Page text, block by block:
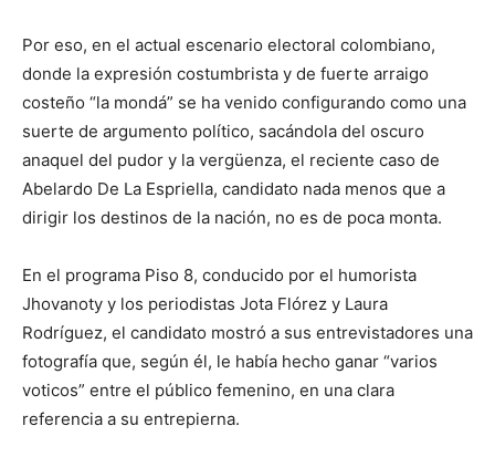
Por eso, en el actual escenario electoral colombiano,
donde la expresión costumbrista y de fuerte arraigo
costeño “la mondá” se ha venido configurando como una
suerte de argumento político, sacándola del oscuro
anaquel del pudor y la vergüenza, el reciente caso de
Abelardo De La Espriella, candidato nada menos que a
dirigir los destinos de la nación, no es de poca monta.
En el programa Piso 8, conducido por el humorista
Jhovanoty y los periodistas Jota Flórez y Laura
Rodríguez, el candidato mostró a sus entrevistadores una
fotografía que, según él, le había hecho ganar “varios
voticos” entre el público femenino, en una clara
referencia a su entrepierna.